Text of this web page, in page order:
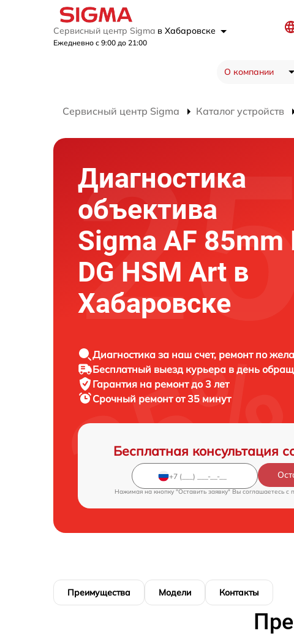
Сервисный центр Sigma в Хабаровске
Ежедневно с 9:00 до 21:00
О компании
Сервисный центр Sigma Каталог устройств
Диагностика
объектива
Sigma AF 85mm
DG HSM Art в
Хабаровске
Диагностика за наш счет, ремонт по
Бесплатный выезд курьера в день
Гарантия на ремонт до 3 лет
Срочный ремонт от 35 минут
Бесплатная консультация
Нажимая на кнопку "Оставить заявку" Вы соглашаетесь c
Преимущества Модели Контакты